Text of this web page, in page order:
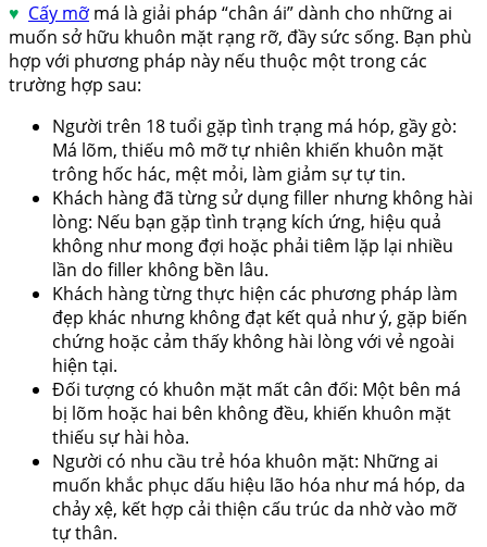
♥ Cấy mỡmá là giải pháp “chân ái” dành cho những ai
muốn sở hữu khuôn mặt rạng rỡ, đầy sức sống. Bạn phù
hợp với phương pháp này nếu thuộc một trong các
trường hợp sau:
Người trên 18 tuổi gặp tình trạng má hóp, gầy gò:
Má lõm, thiếu mô mỡ tự nhiên khiến khuôn mặt
trông hốc hác, mệt mỏi, làm giảm sự tự tin.
Khách hàng đã từng sử dụng filler nhưng không hài
lòng: Nếu bạn gặp tình trạng kích ứng, hiệu quả
không như mong đợi hoặc phải tiêm lặp lại nhiều
lần do filler không bền lâu.
Khách hàng từng thực hiện các phương pháp làm
đẹp khác nhưng không đạt kết quả như ý, gặp biến
chứng hoặc cảm thấy không hài lòng với vẻ ngoài
hiện tại.
Đối tượng có khuôn mặt mất cân đối: Một bên má
bị lõm hoặc hai bên không đều, khiến khuôn mặt
thiếu sự hài hòa.
Người có nhu cầu trẻ hóa khuôn mặt: Những ai
muốn khắc phục dấu hiệu lão hóa như má hóp, da
chảy xệ, kết hợp cải thiện cấu trúc da nhờ vào mỡ
tự thân.